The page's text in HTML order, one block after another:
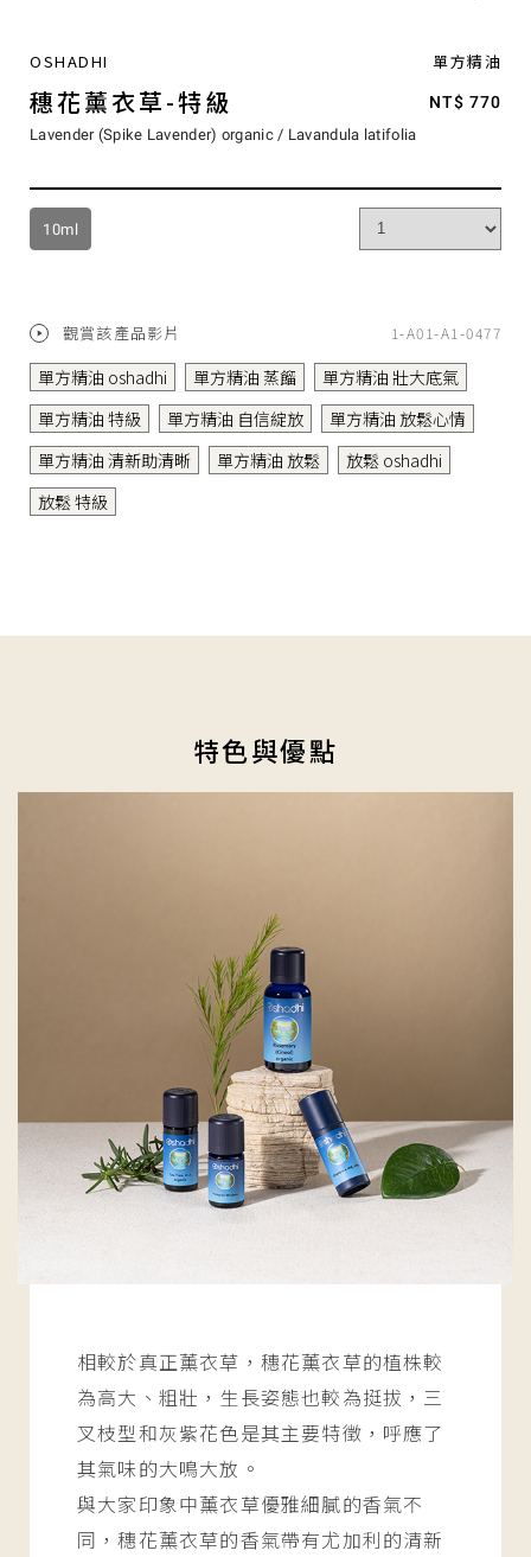
OSHADHI 單方精油
穗花薰衣草-特級 NT$ 770
Lavender (Spike Lavender) organic / Lavandula latifolia
10ml
觀賞該產品影片 1-A01-A1-0477
單方精油 oshadhi 單方精油 蒸餾
單方精油 壯大底氣
單方精油 特級
單方精油 自信綻放
單方精油 放鬆心情
單方精油 清新助清晰
單方精油 放鬆
放鬆 oshadhi
放鬆 特級
特色與優點
相較於真正薰衣草，穗花薰衣草的植株較
為高大、粗壯，生長姿態也較為挺拔，三
叉枝型和灰紫花色是其主要特徵，呼應了
其氣味的大鳴大放。
與大家印象中薰衣草優雅細膩的香氣不
同，穗花薰衣草的香氣帶有尤加利的清新